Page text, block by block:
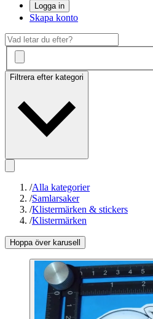
Logga in
Skapa konto
Filtrera efter kategori
/Alla kategorier
/Samlarsaker
/Klistermärken & stickers
/Klistermärken
Hoppa över karusell